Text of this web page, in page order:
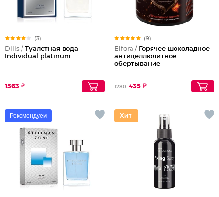
(3)
Dilis / Туалетная вода
Individual platinum
1563 ₽
(9)
Elfora / Горячее шоколадное
антицеллюлитное
обертывание
1280 435 ₽
Рекомендуем